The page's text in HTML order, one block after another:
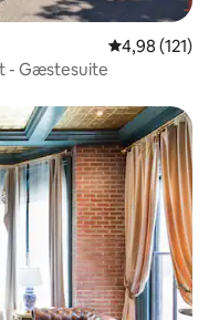
4,98 ud af 5 i
4,98 (121)
- Gæstesuite